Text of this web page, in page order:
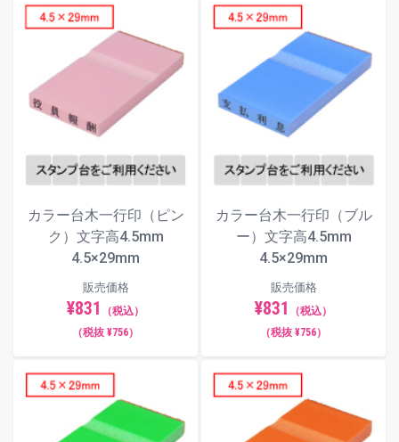
カラー台木一行印（ピン
ク）文字高4.5mm
4.5×29mm
販売価格
¥831
（税込）
（税抜 ¥756）
カラー台木一行印（ブル
ー）文字高4.5mm
4.5×29mm
販売価格
¥831
（税込）
（税抜 ¥756）